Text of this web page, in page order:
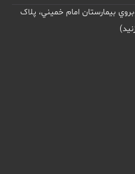
بيمارستان امام خميني، پلاک